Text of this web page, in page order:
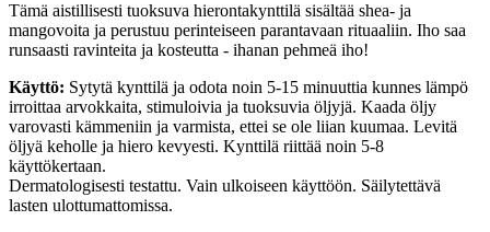
Tämä aistillisesti tuoksuva hierontakynttilä sisältää shea- ja
mangovoita ja perustuu perinteiseen parantavaan rituaaliin. Iho saa
runsaasti ravinteita ja kosteutta - ihanan pehmeä iho!
Käyttö: Sytytä kynttilä ja odota noin 5-15 minuuttia kunnes lämpö
irroittaa arvokkaita, stimuloivia ja tuoksuvia öljyjä. Kaada öljy
varovasti kämmeniin ja varmista, ettei se ole liian kuumaa. Levitä
öljyä keholle ja hiero kevyesti. Kynttilä riittää noin 5-8
käyttökertaan.
Dermatologisesti testattu. Vain ulkoiseen käyttöön. Säilytettävä
lasten ulottumattomissa.